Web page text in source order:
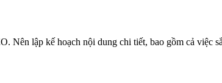
Nên lập kế hoạch nội dung chi tiết, bao gồm cả việc